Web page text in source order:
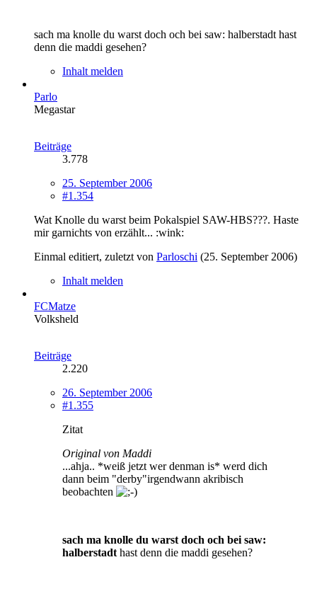
sach ma knolle du warst doch och bei saw: halberstadt hast
denn die maddi gesehen?
Inhalt melden
Parlo
Megastar
Beiträge
3.778
25. September 2006
#1.354
Wat Knolle du warst beim Pokalspiel SAW-HBS???. Haste
mir garnichts von erzählt... :wink:
Einmal editiert, zuletzt von Parloschi (25. September 2006)
Inhalt melden
FCMatze
Volksheld
Beiträge
2.220
26. September 2006
#1.355
Zitat
Original von Maddi
...ahja.. *weiß jetzt wer denman is* werd dich
dann beim "derby"irgendwann akribisch
beobachten
sach ma knolle du warst doch och bei saw:
halberstadt hast denn die maddi gesehen?